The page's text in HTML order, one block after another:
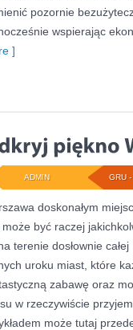
pozornie
wspierając
]
GRU
ADMIN
doskonałym
może być raczej
terenie dosłownie
uroku miast, które
zabawę oraz
w rzeczywiście
może tutaj